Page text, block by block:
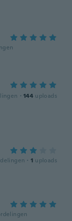
· 144 uploads
· 1 uploads